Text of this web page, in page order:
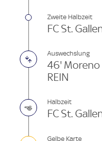
Zweite Halbzeit
FC St.
Auswechslung
46' Moreno
REIN
Halbzeit
FC St.
Gelbe Karte